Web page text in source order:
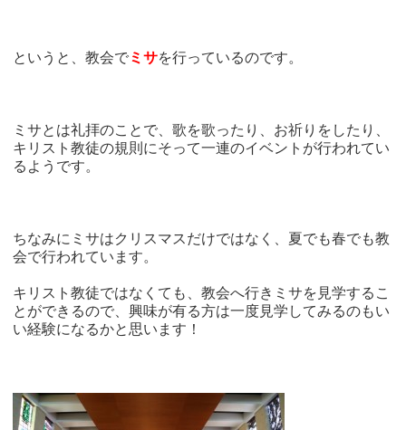
というと、教会でミサを行っているのです。
ミサとは礼拝のことで、歌を歌ったり、お祈りをしたり、
キリスト教徒の規則にそって一連のイベントが行われてい
るようです。
ちなみにミサはクリスマスだけではなく、夏でも春でも教
会で行われています。
キリスト教徒ではなくても、教会へ行きミサを見学するこ
とができるので、興味が有る方は一度見学してみるのもい
い経験になるかと思います！